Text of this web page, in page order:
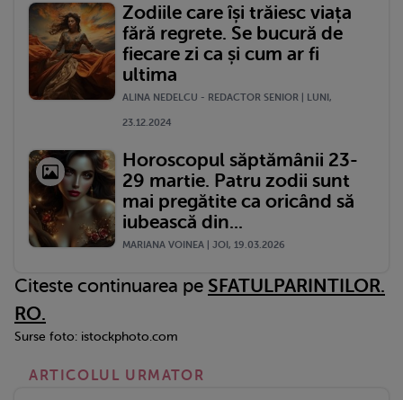
Zodiile care își trăiesc viața
fără regrete. Se bucură de
fiecare zi ca și cum ar fi
ultima
ALINA NEDELCU - REDACTOR SENIOR | LUNI,
23.12.2024
Horoscopul săptămânii 23-
29 martie. Patru zodii sunt
mai pregătite ca oricând să
iubească din...
MARIANA VOINEA | JOI, 19.03.2026
Citeste continuarea pe SFATULPARINTILOR.
RO.
Surse foto: istockphoto.com
ARTICOLUL URMATOR